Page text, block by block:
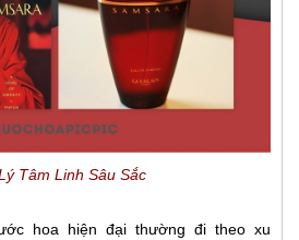
Tâm Linh Sâu Sắc
hoa hiện đại thường đi theo xu